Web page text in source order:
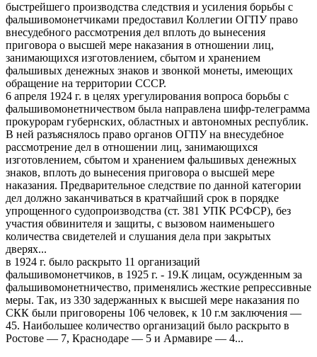
быстрейшего производства следствия и усиления борьбы с
фальшивомонетчиками предоставил Коллегии ОГПУ право
внесудебного рассмотрения дел вплоть до вынесения
приговора о высшей мере наказания в отношении лиц,
занимающихся изготовлением, сбытом и хранением
фальшивых денежных знаков и звонкой монеты, имеющих
обращение на территории СССР.
6 апреля 1924 г. в целях урегулирования вопроса борьбы с
фальшивомонетничеством была направлена шифр-телеграмма
прокурорам губернских, областных и автономных республик.
В ней разъяснялось право органов ОГПУ на внесудебное
рассмотрение дел в отношении лиц, занимающихся
изготовлением, сбытом и хранением фальшивых денежных
знаков, вплоть до вынесения приговора о высшей мере
наказания. Предварительное следствие по данной категории
дел должно заканчиваться в кратчайший срок в порядке
упрощенного судопроизводства (ст. 381 УПК РСФСР), без
участия обвинителя и защиты, с вызовом наименьшего
количества свидетелей и слушания дела при закрытых
дверях...
в 1924 г. было раскрыто 11 организаций
фальшивомонетчиков, в 1925 г. - 19.К лицам, осужденным за
фальшивомонетничество, применялись жесткие репрессивные
меры. Так, из 330 задержанных к высшей мере наказания по
СКК были приговорены 106 человек, к 10 г.м заключения —
45. Наибольшее количество организаций было раскрыто в
Ростове — 7, Краснодаре — 5 и Армавире — 4...